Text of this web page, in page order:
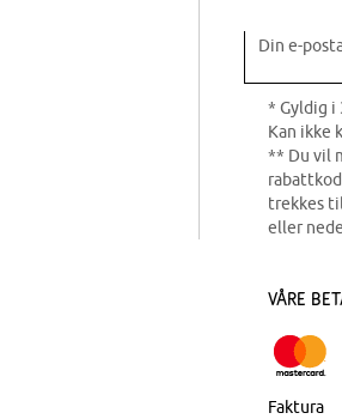
Din e-
* Gyldig i
Kan ikke
** Du vil
trekkes
eller
Våre
Faktura